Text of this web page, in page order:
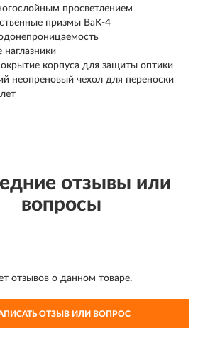
просветлением
призмы BaK-4
корпуса для защиты оптики
неопреновый чехол для переноски
отзывы или
вопросы
отзывов о данном товаре.
ОТЗЫВ ИЛИ ВОПРОС